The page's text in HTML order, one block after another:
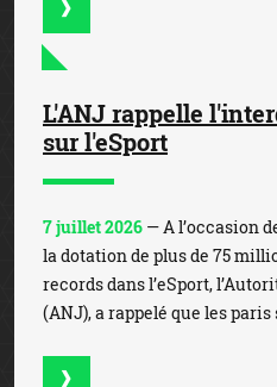
L'ANJ rappelle
sur l'eSport
7 juillet 2026 — A l’occasion
la dotation de plus de 75
records dans l’eSport,
(ANJ), a rappelé que les